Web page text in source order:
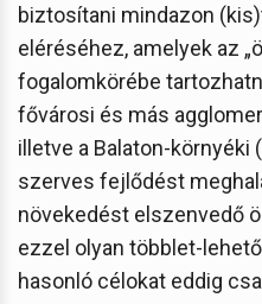
biztosítani mindazon
eléréséhez, amelyek az
fogalomkörébe
fővárosi és más
illetve a Balaton-környéki
szerves fejlődést
növekedést elszenvedő
ezzel olyan többlet-
hasonló célokat eddig